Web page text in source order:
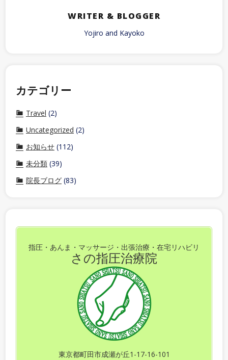
WRITER & BLOGGER
Yojiro and Kayoko
カテゴリー
Travel (2)
Uncategorized (2)
お知らせ (112)
未分類 (39)
院長ブログ (83)
指圧・あんま・マッサージ・出張治療・在宅リハビリ
さの指圧治療院
東京都町田市成瀬が丘1-17-16-101